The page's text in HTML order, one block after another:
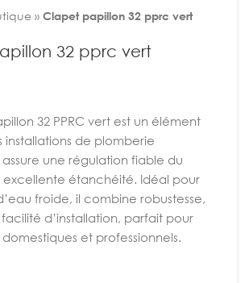
» Clapet papillon 32 pprc vert
32 pprc vert
32 PPRC vert est un élément
installations de plomberie
assure une régulation fiable du
excellente étanchéité. Idéal pour
froide, il combine robustesse,
d’installation, parfait pour
domestiques et professionnels.